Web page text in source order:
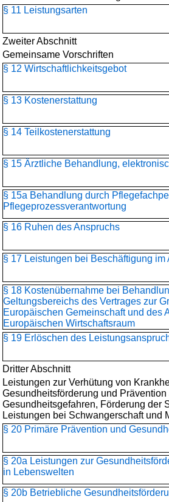
§ 11 Leistungsarten
Zweiter Abschnitt
Gemeinsame Vorschriften
§ 12 Wirtschaftlichkeitsgebot
§ 13 Kostenerstattung
§ 14 Teilkostenerstattung
§ 15 Ärztliche Behandlung,
§ 15a Behandlung durch
Pflegeprozessverantwortung
§ 16 Ruhen des Anspruchs
§ 17 Leistungen bei Beschäftigung im
§ 18 Kostenübernahme bei
Geltungsbereichs des Vertrages zur
Europäischen Gemeinschaft und des
Europäischen Wirtschaftsraum
§ 19 Erlöschen des
Dritter Abschnitt
Leistungen zur Verhütung von
Gesundheitsförderung und
Gesundheitsgefahren, Förderung der
Leistungen bei Schwangerschaft und
§ 20 Primäre Prävention und
§ 20a Leistungen zur
in Lebenswelten
§ 20b Betriebliche